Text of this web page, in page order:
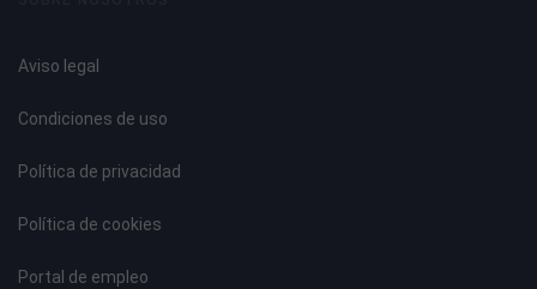
Aviso legal
Condiciones de uso
Política de privacidad
Política de cookies
Portal de empleo